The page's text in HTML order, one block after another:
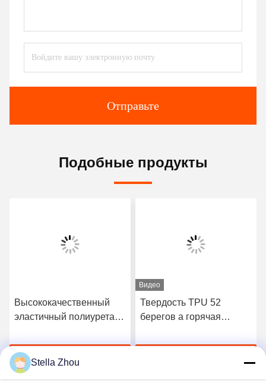
Отправьте
Подобные продукты
Высококачественный
эластичный полиуретан
склеивающую пленку
Получите самую
Видео
Твердость TPU 52
берегов a горячая
пленку для безшовного
Stella Zhou